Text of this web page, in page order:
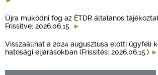
Újra működni fog az ÉTDR általános
Frissítve: 2026.06.15.
Visszaállhat a 2024 augusztusa előtti ügyféli
hatósági eljárásokban (Frissítés: 2026.06.15.)